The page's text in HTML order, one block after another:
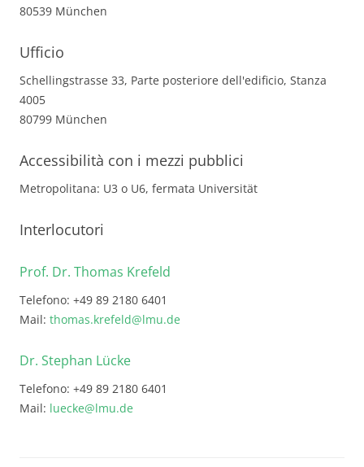
80539 München
Ufficio
Schellingstrasse 33, Parte posteriore dell'edificio, Stanza
4005
80799 München
Accessibilità con i mezzi pubblici
Metropolitana: U3 o U6, fermata Universität
Interlocutori
Prof. Dr. Thomas Krefeld
Telefono: +49 89 2180 6401
Mail: thomas.krefeld@lmu.de
Dr. Stephan Lücke
Telefono: +49 89 2180 6401
Mail: luecke@lmu.de